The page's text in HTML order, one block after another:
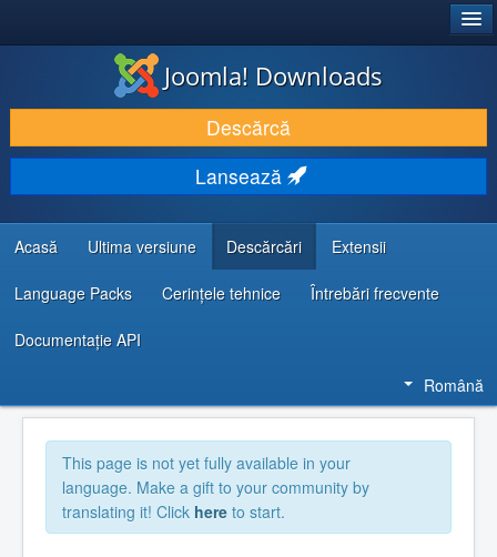
DESCARCĂ & ȘI EXTINDE
DESCOPERĂ & ÎNVAȚĂ
COMUNITATE & SUPORT
RESURSE DEZVOLTATORI
Joomla! Downloads
Descărcă
Lansează
Acasă Ultima versiune Descărcări Extensii
Language Packs Cerințele tehnice Întrebări frecvente
Documentaţie API
Română
This page is not yet fully available in your
language. Make a gift to your community by
translating it! Click here to start.